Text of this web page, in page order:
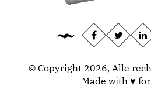
© Copyright 2026, Alle
Made with ♥